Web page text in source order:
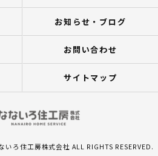
お知らせ・ブログ
お問い合わせ
サイトマップ
ろ住工房株式会社 ALL RIGHTS RESERVED.